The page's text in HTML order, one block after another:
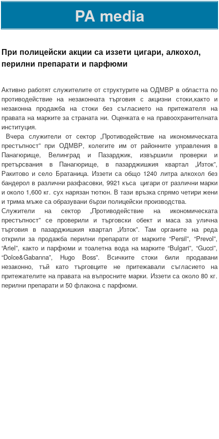
PA media
При полицейски акции са иззети цигари, алкохол,
перилни препарати и парфюми
Активно работят служителите от структурите на ОДМВР в областта по
противодействие на незаконната търговия с акцизни стоки,както и
незаконна продажба на стоки без съгласието на притежателя на
правата на марките за страната ни. Оценката е на правоохранителната
институция.
Вчера служители от сектор „Противодействие на икономическата
престъпност” при ОДМВР, колегите им от районните управления в
Панагюрище, Велинград и Пазарджик, извършили проверки и
претърсвания в Панагюрище, в пазарджишкия квартал „Изток”,
Ракитово и село Братаница. Иззети са общо 1240 литра алкохол без
бандерол в различни разфасовки, 9921 къса цигари от различни марки
и около 1,600 кг. сух нарязан тютюн. В тази връзка спрямо четири жени
и трима мъже са образувани бързи полицейски производства.
Служители на сектор „Противодействие на икономическата
престъпност” се проверили и търговски обект и маса за улична
търговия в пазарджишкия квартал „Изток”. Там органите на реда
открили за продажба перилни препарати от марките “Persil”, “Prevol”,
“Ariel”, както и парфюми и тоалетна вода на марките “Bulgari”, “Gucci”,
“Dolce&Gabanna”, Hugo Boss”. Всичките стоки били продавани
незаконно, тъй като търговците не притежавали съгласието на
притежателите на правата на въпросните марки. Иззети са около 80 кг.
перилни препарати и 50 флакона с парфюми.